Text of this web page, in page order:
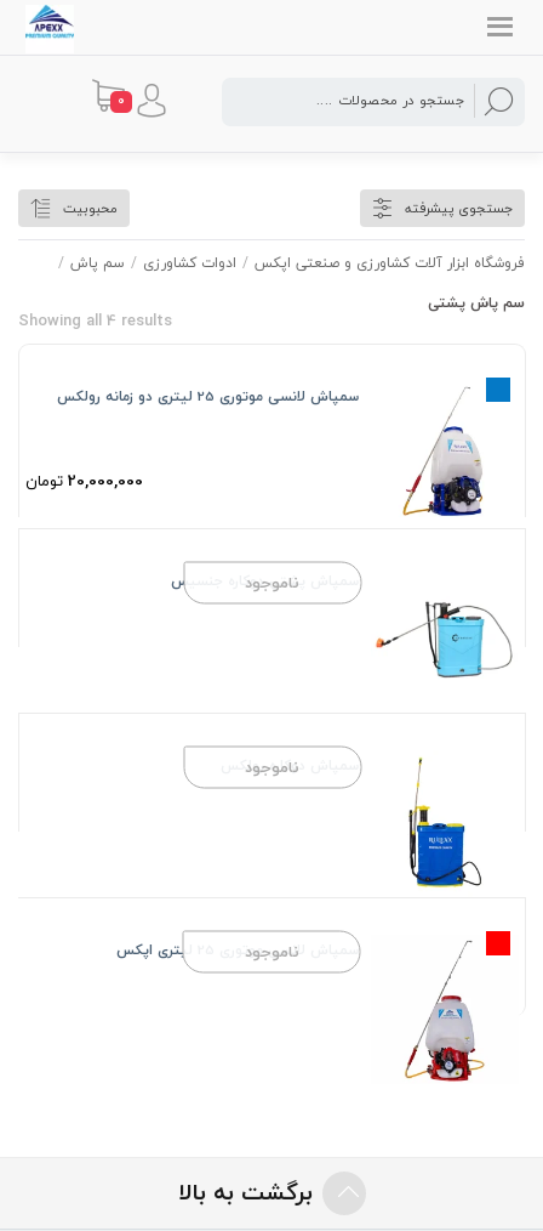
0
سم پاش پشتی
جستجوی پیشرفته محبوبیت
فروشگاه ابزار آلات کشاورزی و صنعتی اپکس / ادوات کشاورزی / سم پاش /
سم پاش پشتی
Showing all 4 results
سمپاش لانسی موتوری 25 لیتری دو زمانه رولکس
20,000,000تومان
ناموجود
سمپاش پشتی دوکاره جنسیس
ناموجود
سمپاش دوکاره رولکس
ناموجود
سمپاش لانسی موتوری 25 لیتری اپکس
برگشت به بالا